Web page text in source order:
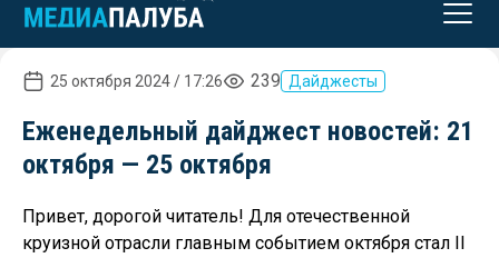
25 октября 2024 / 17:26 239 Дайджесты
Еженедельный дайджест новостей: 21
октября — 25 октября
Привет, дорогой читатель! Для отечественной
круизной отрасли главным событием октября стал II